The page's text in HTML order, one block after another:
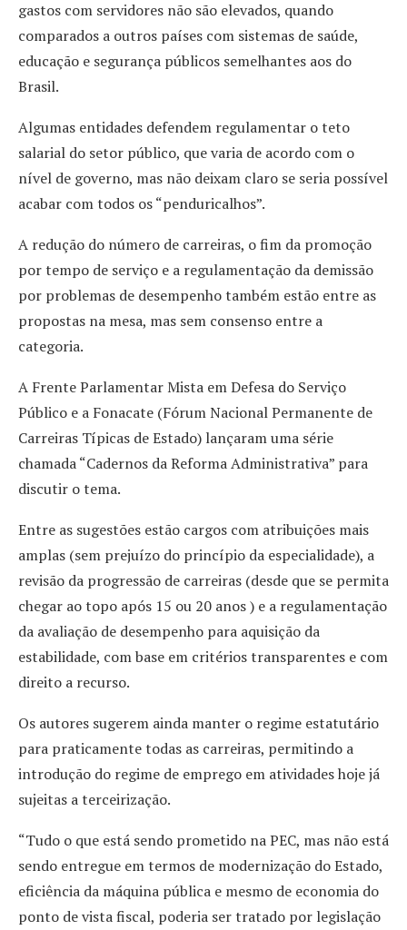
gastos com servidores não são elevados, quando
comparados a outros países com sistemas de saúde,
educação e segurança públicos semelhantes aos do
Brasil.
Algumas entidades defendem regulamentar o teto
salarial do setor público, que varia de acordo com o
nível de governo, mas não deixam claro se seria possível
acabar com todos os “penduricalhos”.
A redução do número de carreiras, o fim da promoção
por tempo de serviço e a regulamentação da demissão
por problemas de desempenho também estão entre as
propostas na mesa, mas sem consenso entre a
categoria.
A Frente Parlamentar Mista em Defesa do Serviço
Público e a Fonacate (Fórum Nacional Permanente de
Carreiras Típicas de Estado) lançaram uma série
chamada “Cadernos da Reforma Administrativa” para
discutir o tema.
Entre as sugestões estão cargos com atribuições mais
amplas (sem prejuízo do princípio da especialidade), a
revisão da progressão de carreiras (desde que se permita
chegar ao topo após 15 ou 20 anos ) e a regulamentação
da avaliação de desempenho para aquisição da
estabilidade, com base em critérios transparentes e com
direito a recurso.
Os autores sugerem ainda manter o regime estatutário
para praticamente todas as carreiras, permitindo a
introdução do regime de emprego em atividades hoje já
sujeitas a terceirização.
“Tudo o que está sendo prometido na PEC, mas não está
sendo entregue em termos de modernização do Estado,
eficiência da máquina pública e mesmo de economia do
ponto de vista fiscal, poderia ser tratado por legislação